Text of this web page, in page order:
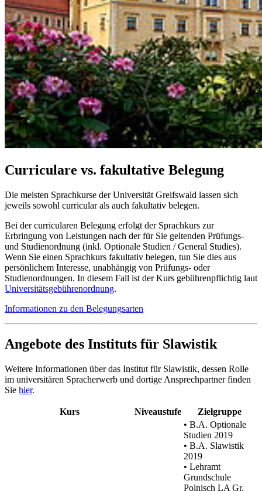
Curriculare vs. fakultative Belegung
Die meisten Sprachkurse der Universität Greifswald lassen sich
jeweils sowohl curricular als auch fakultativ belegen.
Bei der curricularen Belegung erfolgt der Sprachkurs zur
Erbringung von Leistungen nach der für Sie geltenden Prüfungs-
und Studienordnung (inkl. Optionale Studien / General Studies).
Wenn Sie einen Sprachkurs fakultativ belegen, tun Sie dies aus
persönlichem Interesse, unabhängig von Prüfungs- oder
Studienordnungen. In diesem Fall ist der Kurs gebührenpflichtig laut
Universitätsgebührenordnung.
Informationen zu den Belegungsarten
Angebote des Instituts für Slawistik
Weitere Informationen über das Institut für Slawistik, dessen Rolle
im universitären Spracherwerb und dortige Ansprechpartner finden
Sie hier.
Kurs Niveaustufe
Zielgruppe
• B.A. Optionale
Studien 2019
• B.A. Slawistik
2019
• Lehramt
Grundschule
Polnisch LA Gr.